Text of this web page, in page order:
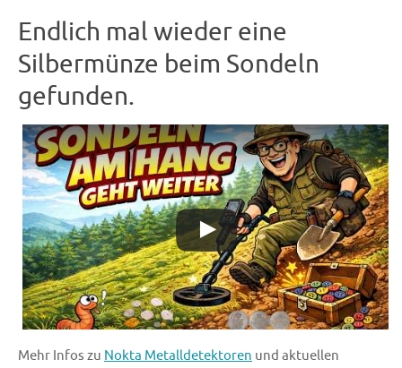
Endlich mal wieder eine
Silbermünze beim Sondeln
gefunden.
Mehr Infos zu Nokta Metalldetektoren und aktuellen